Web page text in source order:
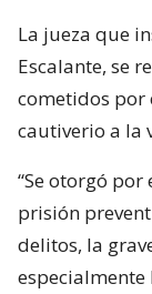
La jueza que
Escalante, se
cometidos
cautiverio a la
“Se otorgó
prisión
delitos, la
especialmente